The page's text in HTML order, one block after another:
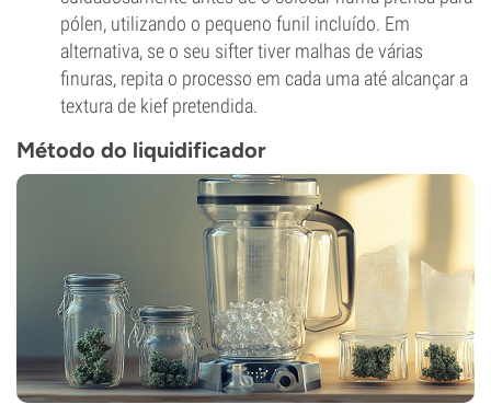
pólen, utilizando o pequeno funil incluído. Em
alternativa, se o seu sifter tiver malhas de várias
finuras, repita o processo em cada uma até alcançar a
textura de kief pretendida.
Método do liquidificador